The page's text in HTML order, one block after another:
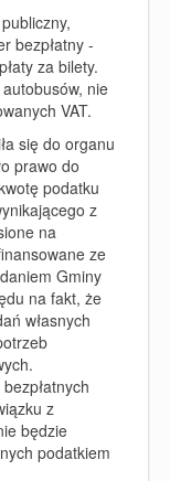
bezpłatny -
za bilety.
nie
VAT.
się do organu
prawo do
podatku
z
na
ze
Gminy
na fakt, że
własnych
z
będzie
podatkiem